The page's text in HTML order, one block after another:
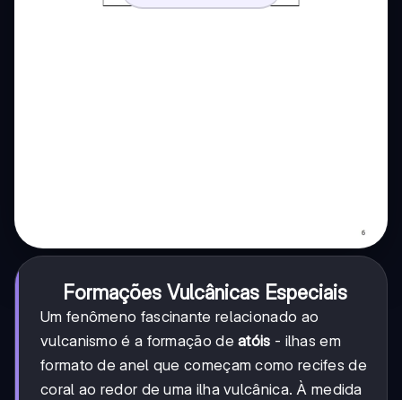
Formações Vulcânicas Especiais
Um fenômeno fascinante relacionado ao
vulcanismo é a formação deatóis - ilhas em
formato de anel que começam como recifes de
coral ao redor de uma ilha vulcânica. À medida